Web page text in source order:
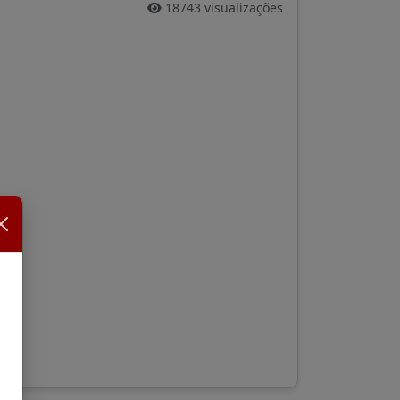
18743 visualizações